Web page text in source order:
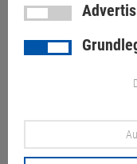
IBM 1TB
Hitachi
SATA/
10028003